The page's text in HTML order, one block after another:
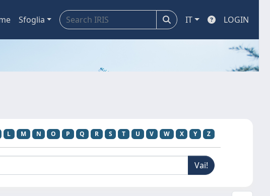
Sfoglia IT LOGIN
L M N O P Q R S T U V W X Y Z